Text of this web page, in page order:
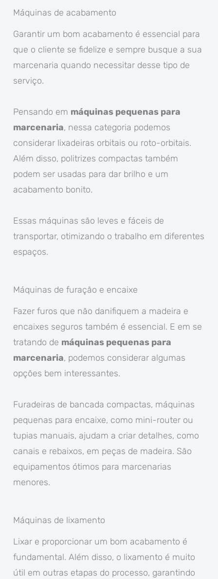
Máquinas de acabamento
Garantir um bom acabamento é essencial para
que o cliente se fidelize e sempre busque a sua
marcenaria quando necessitar desse tipo de
serviço.
Pensando em máquinas pequenas para
marcenaria, nessa categoria podemos
considerar lixadeiras orbitais ou roto-orbitais.
Além disso, politrizes compactas também
podem ser usadas para dar brilho e um
acabamento bonito.
Essas máquinas são leves e fáceis de
transportar, otimizando o trabalho em diferentes
espaços.
Máquinas de furação e encaixe
Fazer furos que não danifiquem a madeira e
encaixes seguros também é essencial. E em se
tratando de máquinas pequenas para
marcenaria, podemos considerar algumas
opções bem interessantes.
Furadeiras de bancada compactas, máquinas
pequenas para encaixe, como mini-router ou
tupias manuais, ajudam a criar detalhes, como
canais e rebaixos, em peças de madeira. São
equipamentos ótimos para marcenarias
menores.
Máquinas de lixamento
Lixar e proporcionar um bom acabamento é
fundamental. Além disso, o lixamento é muito
útil em outras etapas do processo, garantindo